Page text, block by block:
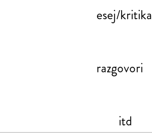
esej/kritika
razgovori
itd